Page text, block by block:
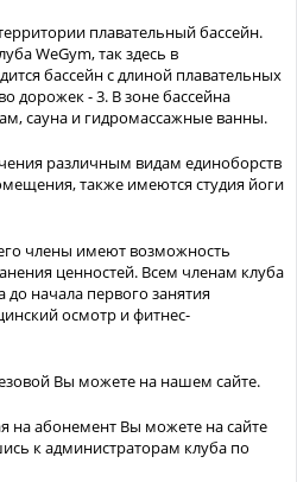
плавательный бассейн.
WeGym, так здесь в
бассейн с длиной плавательных
дорожек - 3. В зоне бассейна
сауна и гидромассажные ванны.
различным видам единоборств
также имеются студия йоги
члены имеют возможность
ценностей. Всем членам клуба
начала первого занятия
осмотр и фитнес-
Вы можете на нашем сайте.
на абонемент Вы можете на сайте
к администраторам клуба по